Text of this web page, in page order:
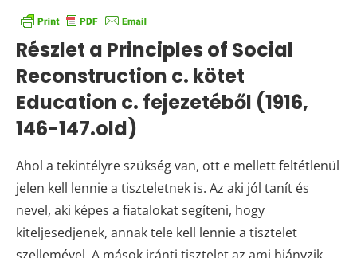
Részlet a Principles of Social
Reconstruction c. kötet
Education c. fejezetéből (1916,
146-147.old)
Ahol a tekintélyre szükség van, ott e mellett feltétlenül
jelen kell lennie a tiszteletnek is. Az aki jól tanít és
nevel, aki képes a fiatalokat segíteni, hogy
kiteljesedjenek, annak tele kell lennie a tisztelet